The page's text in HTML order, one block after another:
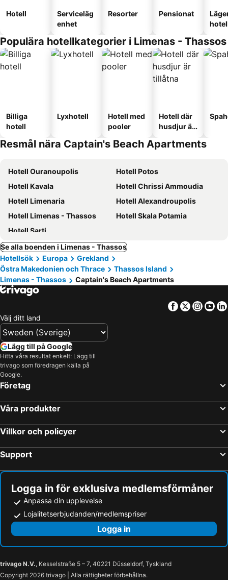
Hotell
Serviceläg
enhet
Resorter Pensionat
Populära hotellkategorier i Limenas - Thassos
Billiga
hotell
Lyxhotell
Hotell med
pooler
Hotell där
husdjur är
Resmål nära Captain's Beach Apartments
Hotell Ouranoupolis
Hotell Potos
Hotell Kavala
Hotell Chrissi Ammoudia
Hotell Limenaria
Hotell Alexandroupolis
Hotell Limenas - Thassos
Hotell Skala Potamia
Hotell Sarti
Se alla boenden i Limenas - Thassos
Hotellsök
Europa
Grekland
Östra Makedonien och Thrace
Thassos Island
Limenas - Thassos
Captain's Beach Apartments
Facebook
Twitter
Välj ditt land
Lägg till på Google
Hitta våra resultat enkelt: Lägg till
trivago som föredragen källa på
Google.
Företag
Våra produkter
Villkor och policyer
Support
Logga in för exklusiva medlemsförmåner
Anpassa din upplevelse
Lojalitetserbjudanden/medlemspriser
Logga in
trivago N.V., Kesselstraße 5 – 7, 40221 Düsseldorf, Tyskland
Copyright 2026 trivago | Alla rättigheter förbehållna.